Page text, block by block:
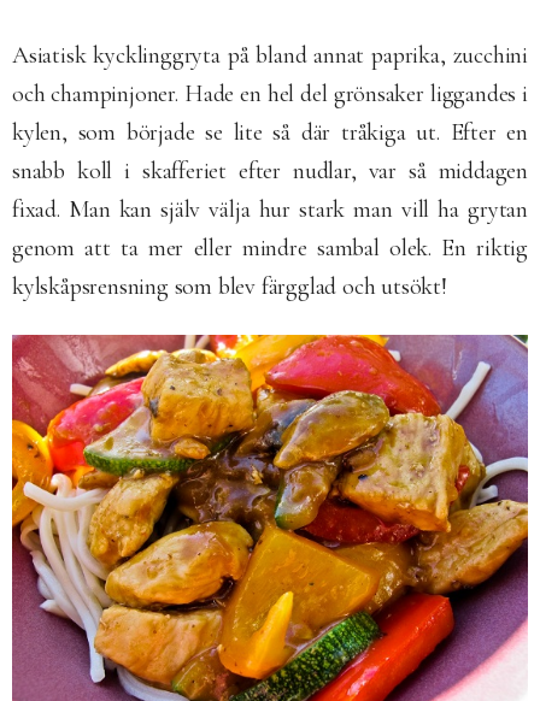
Asiatisk kycklinggryta på bland annat paprika, zucchini
och champinjoner. Hade en hel del grönsaker liggandes i
kylen, som började se lite så där tråkiga ut. Efter en
snabb koll i skafferiet efter nudlar, var så middagen
fixad. Man kan själv välja hur stark man vill ha grytan
genom att ta mer eller mindre sambal olek. En riktig
kylskåpsrensning som blev färgglad och utsökt!